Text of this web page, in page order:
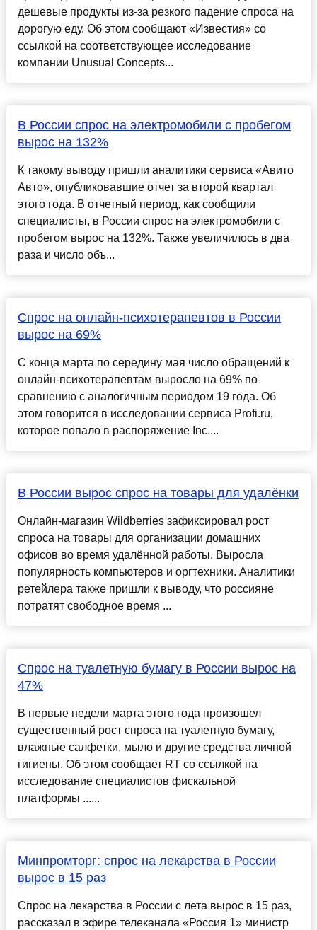
дешевые продукты из-за резкого падение спроса на
дорогую еду. Об этом сообщают «Известия» со
ссылкой на соответствующее исследование
компании Unusual Concepts...
В России спрос на электромобили с пробегом
вырос на 132%
К такому выводу пришли аналитики сервиса «Авито
Авто», опубликовавшие отчет за второй квартал
этого года. В отчетный период, как сообщили
специалисты, в России спрос на электромобили с
пробегом вырос на 132%. Также увеличилось в два
раза и число объ...
Спрос на онлайн-психотерапевтов в России
вырос на 69%
С конца марта по середину мая число обращений к
онлайн-психотерапевтам выросло на 69% по
сравнению с аналогичным периодом 19 года. Об
этом говорится в исследовании сервиса Profi.ru,
которое попало в распоряжение Inc....
В России вырос спрос на товары для удалёнки
Онлайн-магазин Wildberries зафиксировал рост
спроса на товары для организации домашних
офисов во время удалённой работы. Выросла
популярность компьютеров и оргтехники. Аналитики
ретейлера также пришли к выводу, что россияне
потратят свободное время ...
Спрос на туалетную бумагу в России вырос на
47%
В первые недели марта этого года произошел
существенный рост спроса на туалетную бумагу,
влажные салфетки, мыло и другие средства личной
гигиены. Об этом сообщает RT со ссылкой на
исследование специалистов фискальной
платформы ......
Минпромторг: спрос на лекарства в России
вырос в 15 раз
Спрос на лекарства в России с лета вырос в 15 раз,
рассказал в эфире телеканала «Россия 1» министр